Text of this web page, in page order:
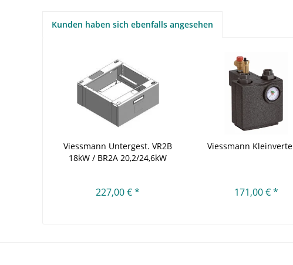
Kunden haben sich ebenfalls angesehen
Viessmann Untergest. VR2B
18kW / BR2A 20,2/24,6kW
227,00 € *
Viessmann
171,00 € *